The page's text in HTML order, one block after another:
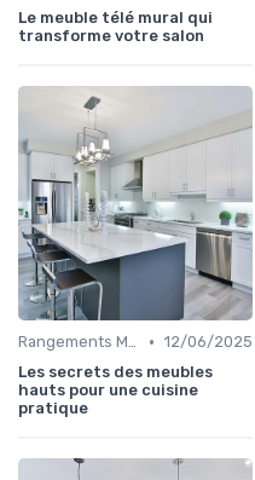
Le meuble télé mural qui
transforme votre salon
Rangements Muraux et Étagères • 12/06/2025
Les secrets des meubles
hauts pour une cuisine
pratique